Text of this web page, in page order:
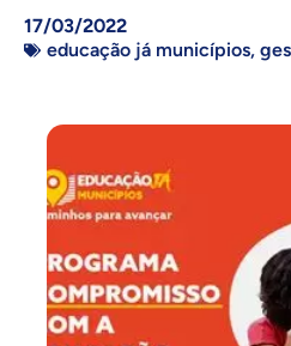
17/03/2022
educação já municípios,